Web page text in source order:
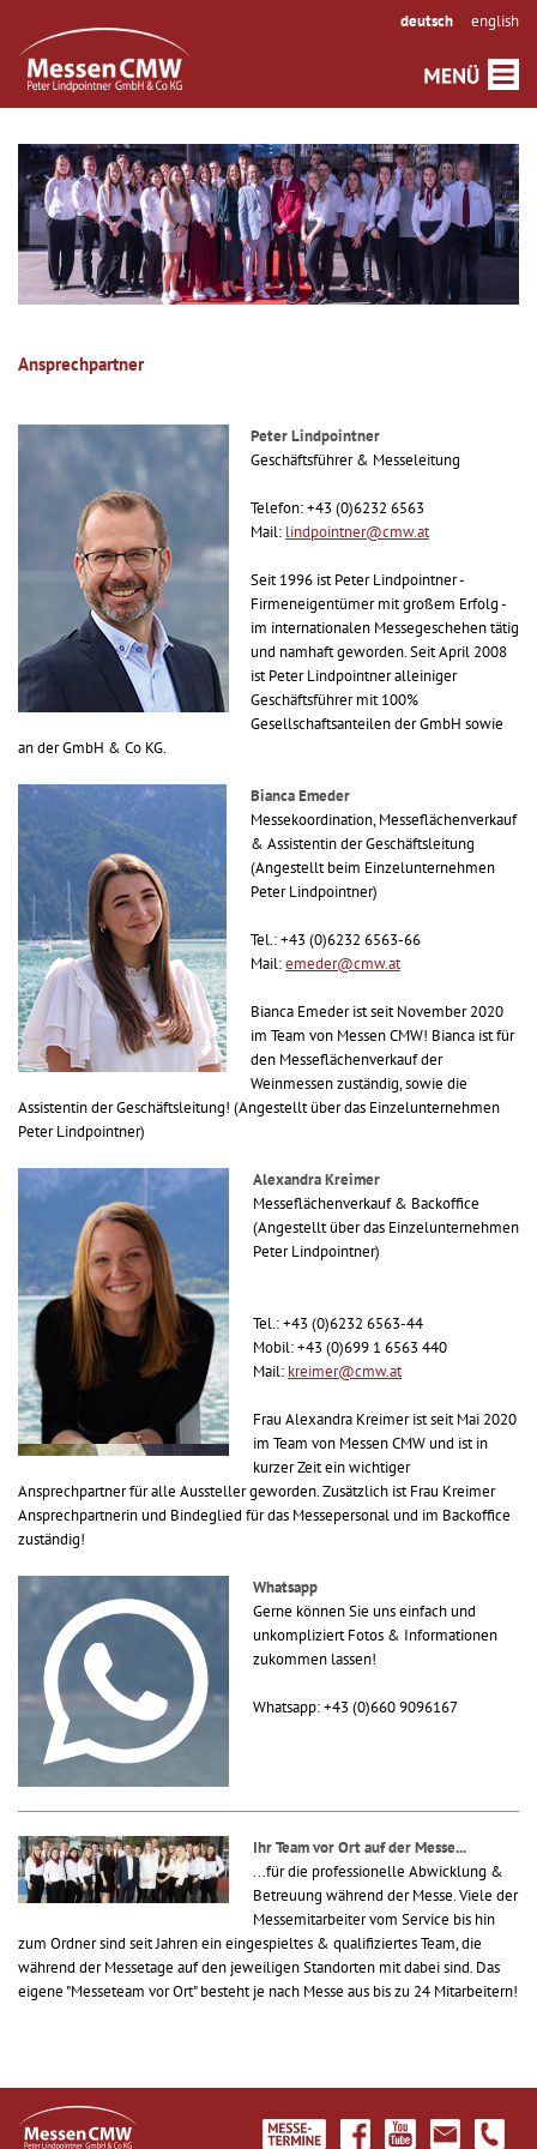
deutsch english
Ansprechpartner
Peter Lindpointner
Geschäftsführer & Messeleitung
Telefon: +43 (0)6232 6563
Mail: lindpointner@cmw.at
Seit 1996 ist Peter Lindpointner -
Firmeneigentümer mit großem Erfolg -
im internationalen Messegeschehen tätig
und namhaft geworden. Seit April 2008
ist Peter Lindpointner alleiniger
Geschäftsführer mit 100%
Gesellschaftsanteilen der GmbH sowie
an der GmbH & Co KG.
Bianca Emeder
Messekoordination, Messeflächenverkauf
& Assistentin der Geschäftsleitung
(Angestellt beim Einzelunternehmen
Peter Lindpointner)
Tel.: +43 (0)6232 6563-66
Mail:emeder@cmw.at
Bianca Emeder ist seit November 2020
im Team von Messen CMW! Bianca ist für
den Messeflächenverkauf der
Weinmessen zuständig, sowie die
Assistentin der Geschäftsleitung! (Angestellt über das Einzelunternehmen
Peter Lindpointner)
Alexandra Kreimer
Messeflächenverkauf & Backoffice
(Angestellt über das Einzelunternehmen
Peter Lindpointner)
Tel.: +43 (0)6232 6563-44
Mobil: +43 (0)699 1 6563 440
Mail: kreimer@cmw.at
Frau Alexandra Kreimer ist seit Mai 2020
im Team von Messen CMW und ist in
kurzer Zeit ein wichtiger
Ansprechpartner für alle Aussteller geworden. Zusätzlich ist Frau Kreimer
Ansprechpartnerin und Bindeglied für das Messepersonal und im Backoffice
zuständig!
Whatsapp
Gerne können Sie uns einfach und
unkompliziert Fotos & Informationen
zukommen lassen!
Whatsapp: +43 (0)660 9096167
Ihr Team vor Ort auf der Messe...
...für die professionelle Abwicklung &
Betreuung während der Messe. Viele der
Messemitarbeiter vom Service bis hin
zum Ordner sind seit Jahren ein eingespieltes & qualifiziertes Team, die
während der Messetage auf den jeweiligen Standorten mit dabei sind. Das
eigene "Messeteam vor Ort" besteht je nach Messe aus bis zu 24 Mitarbeitern!